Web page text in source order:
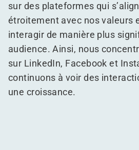
sur des plateformes qui
étroitement avec nos valeurs
interagir de manière plus
audience. Ainsi, nous
sur LinkedIn, Facebook et
continuons à voir des
une croissance.